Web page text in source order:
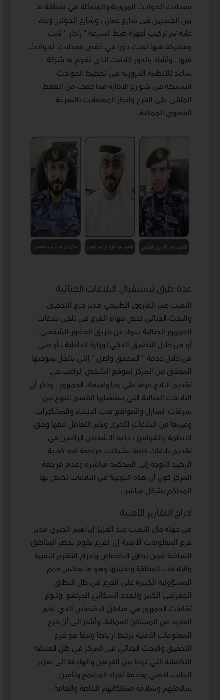
معدلات الحوادث المرورية والمتمثلة في منطقة ما
بين الجسرين في شارع عمان ، وشارع الجولان وبناء
عليه تم تركيب أجهزة ضبط السرعة " رادار " ثابت
ومتحركة فيها لعبت دورا في خفض معدلات الحوادث
فيها . وأشاد بالدور اللافت الذي تقوم به شركة
ساعد للأنظمة المرورية في تخطيط الحوادث
البسيطة في شوارع الامارة مما خفف من الضغط
الملقى على الفرع وانجاز المعاملات بالسرعة
القصوى الممكنة.
عدة طرق لاستقبال البلاغات الجنائية
النقيب عمر الفاروق الطنيجي مدير فرع التحقيق
والبحث الجنائي لخص مهام الفرع في تلقي بلاغات
الجمهور الجنائية سواء عن طريق الحضور الشخصي ،
أو من خلال التطبيق الذكي لوزارة الداخلية ، أو حتى
من خلال خدمة " المحقق واصل " التي ينتقل بموجبها
المحقق من المركز لموقع الشخص الراغب في
تقديم البلاغ حرصا على رضا وإسعاد الجمهور . وذكر أن
البلاغات الجنائية التي يستقبلها القسم تتنوع بين
سرقات المنازل والمواقع تحت الانشاء والمشاجرات
وغيرها من البلاغات الأخرى ويتم التعامل معها وفق
الأنظمة والقوانين ، داعيا الأشخاص الراغبين في
تقديم بلاغات خاصة بشيكات مرتجعة لعد كفاية
الرصيد للتوجه إلى المحكمة مباشرة وعدم مراجعة
المركز كون أن هذه النوعية من البلاغات تختص بها
المحاكم بشكل مباشر .
ادراج التقارير الأمنية
من جهته قال النقيب عبد العزيز إبراهيم الجيري مدير
فرع المعلومات الأمنية إن الفرع يقوم بحصر المناطق
الساخنة ضمن نطاق الاختصاص وإدراج التقارير الأمنية
والبلاغات المقلقة وتحليلها وهو ما يعكس حجم
المسؤولية الكبيرة على الفرع في ظل النطاق
الجغرافي الكبير والعدد السكاني المرتفع وتنوع
ثقافات الجمهور في مناطق الاختصاص الذي تضم
العديد من المساكن العمالية. وأشار إلى أن فرع
المعلومات الأمنية يرتبط ارتباطا وثيقا مع فرع
التحقيق والبحث الجنائي في المركز في ظل العلاقة
التكاملية التي تربط بين الفرعين والهادفة إلى تعزيز
الجانب الأمني وخدمة أفراد المجتمع وتأمين
سلامتهم وسلامة ممتلكاتهم الخاصة والعامة .